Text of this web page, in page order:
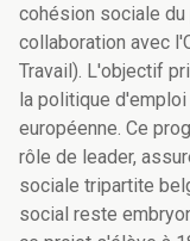
cohésion sociale
collaboration avec
Travail). L'objectif
la politique
européenne. Ce
rôle de leader,
sociale tripartite
social reste